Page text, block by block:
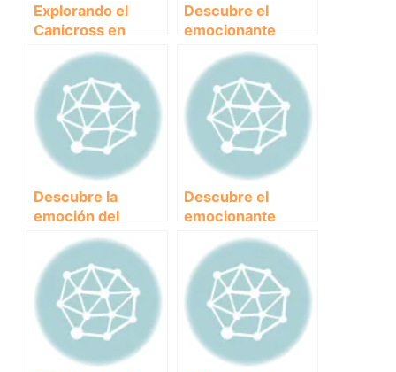
Explorando el
Canicross en
Francia: Una
aventura única
junto a tu perro
Descubre el
emocionante
mundo del
Canicross en
Estados Unidos:
Una aventura para
amantes de los
perros y el
deporte
Descubre la
emoción del
canicross en
Canadá: ¡Una
aventura con tu
mejor amigo
peludo!
Descubre el
emocionante
mundo del
Canicross en
Australia